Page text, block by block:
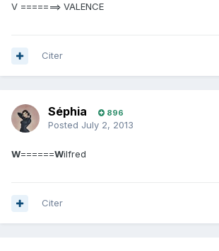
V =======> VALENCE
Citer
Séphia 896
Posted July 2, 2013
W======Wilfred
Citer